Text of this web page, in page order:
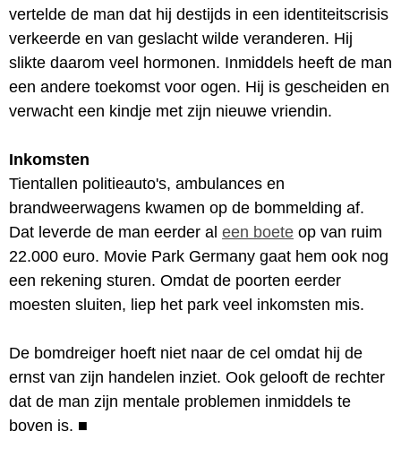
vertelde de man dat hij destijds in een identiteitscrisis
verkeerde en van geslacht wilde veranderen. Hij
slikte daarom veel hormonen. Inmiddels heeft de man
een andere toekomst voor ogen. Hij is gescheiden en
verwacht een kindje met zijn nieuwe vriendin.
Inkomsten
Tientallen politieauto's, ambulances en
brandweerwagens kwamen op de bommelding af.
Dat leverde de man eerder al een boete op van ruim
22.000 euro. Movie Park Germany gaat hem ook nog
een rekening sturen. Omdat de poorten eerder
moesten sluiten, liep het park veel inkomsten mis.
De bomdreiger hoeft niet naar de cel omdat hij de
ernst van zijn handelen inziet. Ook gelooft de rechter
dat de man zijn mentale problemen inmiddels te
boven is. ■